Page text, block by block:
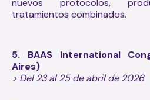
nuevos protocolos,
tratamientos combinados.
5. BAAS International
Aires)
> Del 23 al 25 de abril de 2026